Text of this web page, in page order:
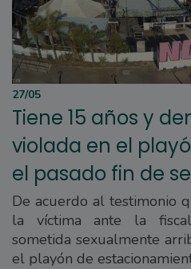
27/05
Tiene 15 años y
violada en el
el pasado fin de
De acuerdo al testimonio
la víctima ante la
sometida sexualmente
el playón de